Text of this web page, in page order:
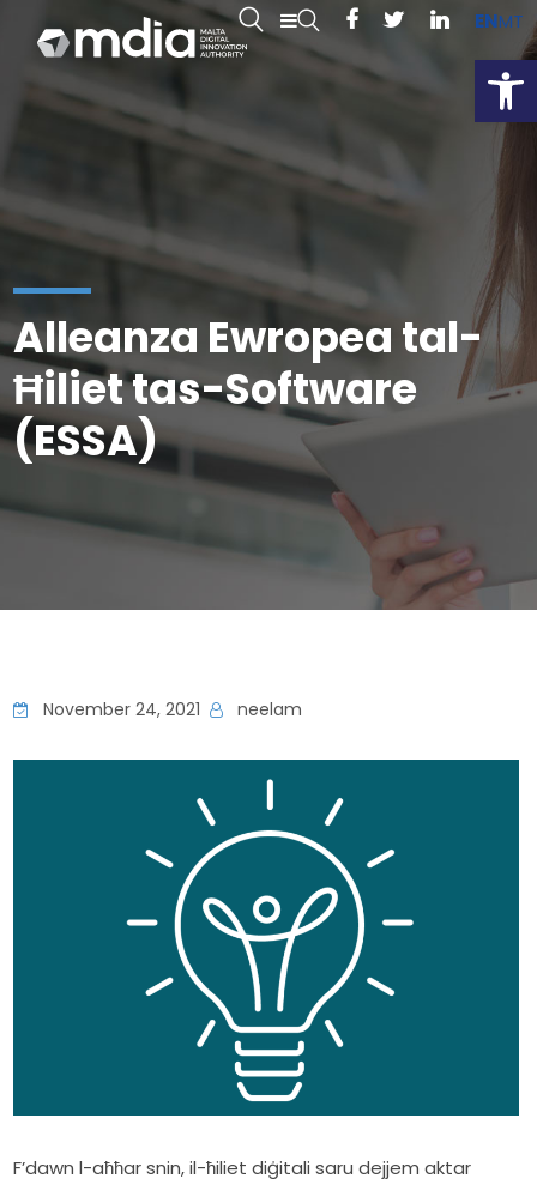
ENMT
Alleanza Ewropea tal-
Ħiliet tas-Software
(ESSA)
November 24, 2021 neelam
F’dawn l-aħħar snin, il-ħiliet diġitali saru dejjem aktar